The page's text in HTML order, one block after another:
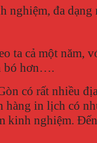
đa
ta cả một năm,
bó hơn….
có rất nhiều
in lịch có
nghiệm.